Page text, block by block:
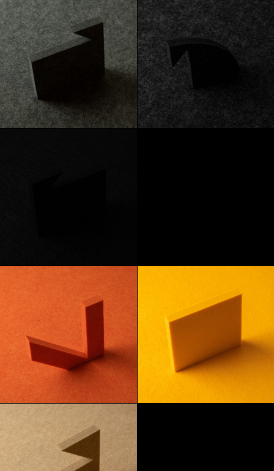
Marmor Heidekraut
Mandarine